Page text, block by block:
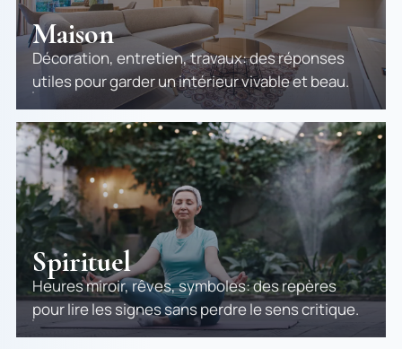
Maison
Décoration, entretien, travaux: des réponses
utiles pour garder un intérieur vivable et beau.
Spirituel
Heures miroir, rêves, symboles: des repères
pour lire les signes sans perdre le sens critique.